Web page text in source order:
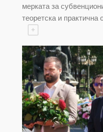
мерката за
теоретска и практична
+